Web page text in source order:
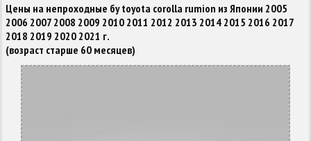
Цены на непроходные бу toyota corolla rumion из Японии 2005
2006 2007 2008 2009 2010 2011 2012 2013 2014 2015 2016 2017
2018 2019 2020 2021 г.
(возраст старше 60 месяцев)